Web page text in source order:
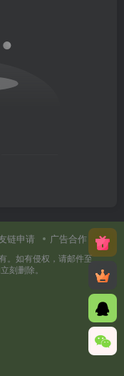
链申请 广告合作
。如有侵权，请邮件至
刻删除。